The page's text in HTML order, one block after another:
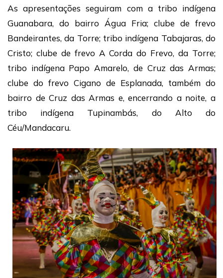
As apresentações seguiram com a tribo indígena
Guanabara, do bairro Água Fria; clube de frevo
Bandeirantes, da Torre; tribo indígena Tabajaras, do
Cristo; clube de frevo A Corda do Frevo, da Torre;
tribo indígena Papo Amarelo, de Cruz das Armas;
clube do frevo Cigano de Esplanada, também do
bairro de Cruz das Armas e, encerrando a noite, a
tribo indígena Tupinambás, do Alto do
Céu/Mandacaru.